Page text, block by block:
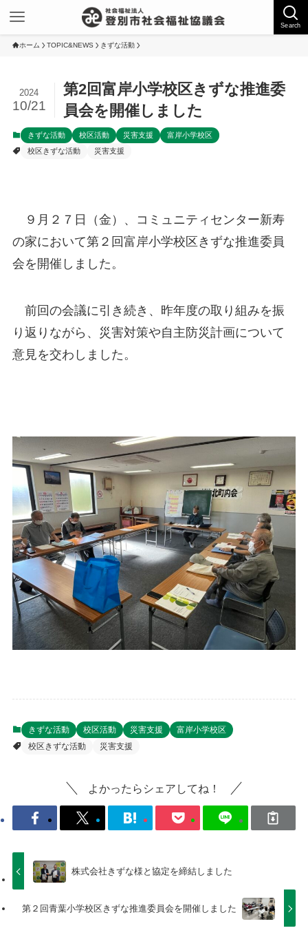
Search
ホーム TOPIC&NEWS きずな活動
第2回富岸小学校区きずな推進委
員会を開催しました
2024
10/21
きずな活動 校区活動 災害支援
富岸小学校区
校区きずな活動
災害支援
９月２７日（金）、コミュニティセンター新寿
の家において第２回富岸小学校区きずな推進委員
会を開催しました。
前回の会議に引き続き、昨年度の取り組みを振
り返りながら、災害対策や自主防災計画について
意見を交わしました。
きずな活動 校区活動 災害支援
富岸小学校区
校区きずな活動
災害支援
よかったらシェアしてね！
株式会社きずな様と協定を締結しました
第２回青葉小学校区きずな推進委員会を開催しました